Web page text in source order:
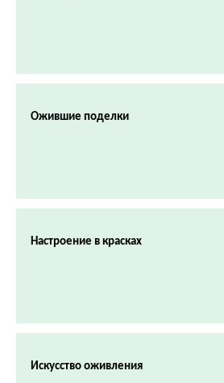
Ожившие поделки
Настроение в красках
Искусство оживления